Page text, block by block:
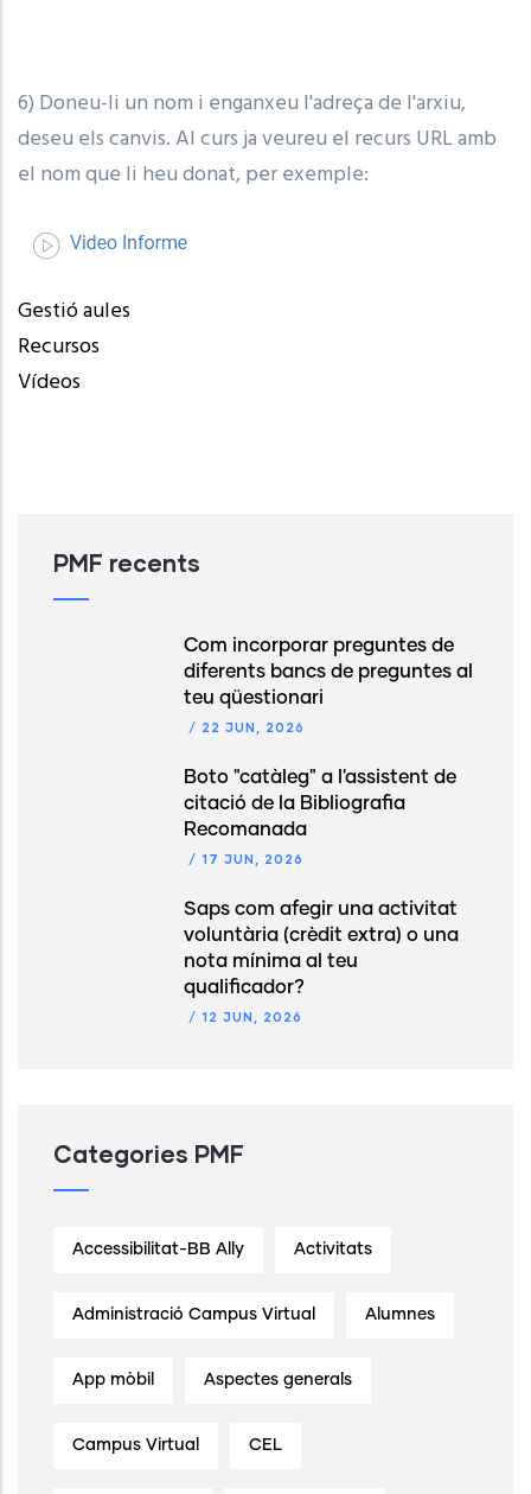
6) Doneu-li un nom i enganxeu l'adreça de l'arxiu,
deseu els canvis. Al curs ja veureu el recurs URL amb
el nom que li heu donat, per exemple:
Gestió aules
Recursos
Vídeos
PMF recents
Com incorporar preguntes de
diferents bancs de preguntes al
teu qüestionari
/ 22 JUN, 2026
Boto "catàleg" a l'assistent de
citació de la Bibliografia
Recomanada
/ 17 JUN, 2026
Saps com afegir una activitat
voluntària (crèdit extra) o una
nota mínima al teu
qualificador?
/ 12 JUN, 2026
Categories PMF
Accessibilitat-BB Ally Activitats
Administració Campus Virtual Alumnes
App mòbil Aspectes generals
Campus Virtual CEL